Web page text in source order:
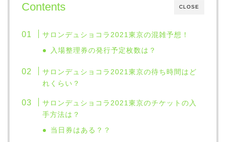
CLOSE
Contents
サロンデュショコラ 2021東京の混雑予想！
入場整理券の発行予定枚数は？
サロンデュショコラ 2021東京の待ち時間はど
れくらい？
サロンデュショコラ 2021東京のチケットの入
手方法は？
当日券はある？？